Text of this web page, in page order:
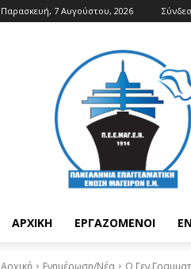
Παρασκευή, 7 Αυγούστου, 2026
ΑΡΧΙΚΉ ΕΡΓΑΖΌΜΕΝΟΙ
Αρχική Ενημέρωση/Νέα Ο